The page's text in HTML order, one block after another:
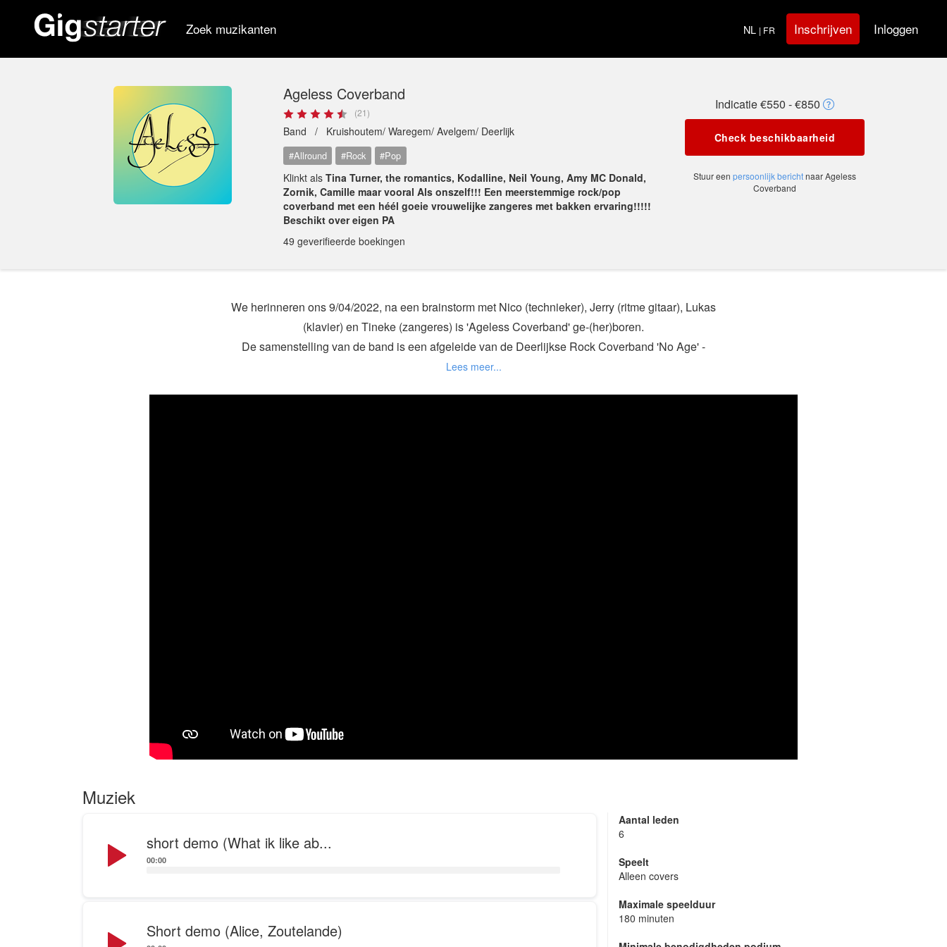
Zoek muzikanten NL | FR Inschrijven Inloggen
Ageless Coverband
(21)
Band / Kruishoutem/ Waregem/ Avelgem/ Deerlijk
#Allround #Rock #Pop
Klinkt als Tina Turner, the romantics, Kodalline, Neil Young, Amy MC Donald,
Zornik, Camille maar vooral Als onszelf!!! Een meerstemmige rock/pop
coverband met een héél goeie vrouwelijke zangeres met bakken ervaring!!!!!
Beschikt over eigen PA
49 geverifieerde boekingen
Indicatie €550 - €850
Check beschikbaarheid
Stuur een persoonlijk berichtnaar Ageless
Coverband
We herinneren ons 9/04/2022, na een brainstorm met Nico (technieker), Jerry (ritme gitaar), Lukas
(klavier) en Tineke (zangeres) is 'Ageless Coverband' ge-(her)boren.
De samenstelling van de band is een afgeleide van de Deerlijkse Rock Coverband 'No Age' -
onder de toenmalige leiding van Danny L.
Muziek
short demo (What ik like ab...
Player
00:00
Short demo (Alice, Zoutelande)
Player
Aantal leden
6
Speelt
Alleen covers
Maximale speelduur
180 minuten